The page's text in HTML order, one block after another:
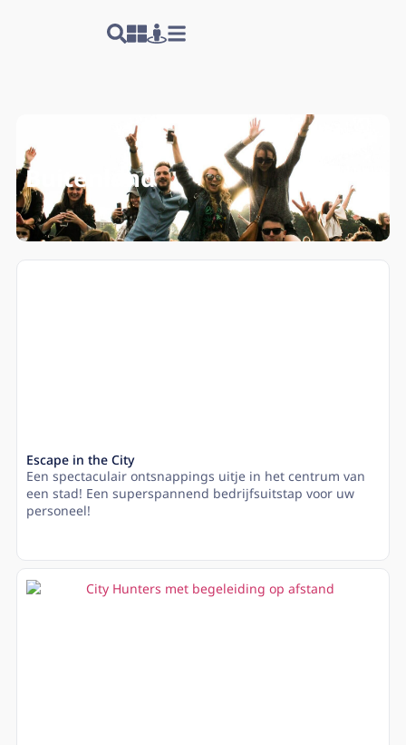
Buitenland
Escape in the City
Een spectaculair ontsnappings uitje in het centrum van
een stad! Een superspannend bedrijfsuitstap voor uw
personeel!